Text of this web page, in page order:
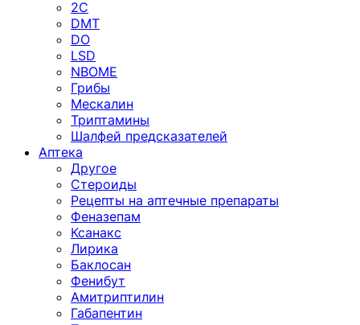
2C
DMT
DO
LSD
NBOME
Грибы
Мескалин
Триптамины
Шалфей предсказателей
Аптека
Другое
Стероиды
Рецепты на аптечные препараты
Феназепам
Ксанакс
Лирика
Баклосан
Фенибут
Амитриптилин
Габапентин